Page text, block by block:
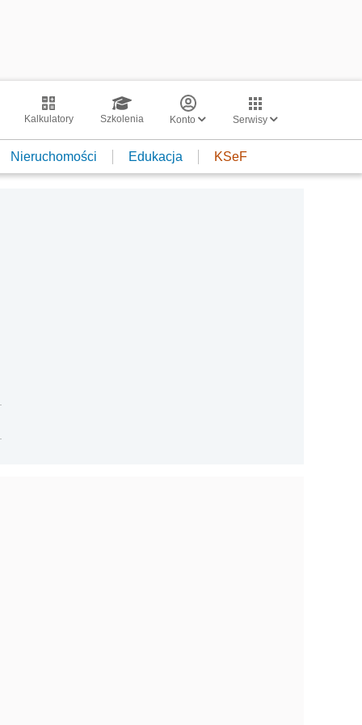
Kalkulatory Szkolenia Konto Serwisy
Nieruchomości Edukacja KSeF